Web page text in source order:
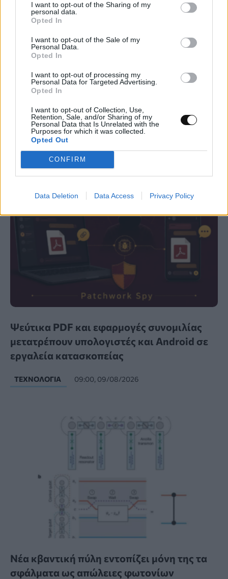
I want to opt-out of the Sharing of my
personal data.
Opted In
I want to opt-out of the Sale of my
Personal Data.
Opted In
I want to opt-out of processing my
Personal Data for Targeted Advertising.
Opted In
I want to opt-out of Collection, Use,
Retention, Sale, and/or Sharing of my
Personal Data that Is Unrelated with the
Purposes for which it was collected.
Opted Out
CONFIRM
Data Deletion Data Access Privacy Policy
Νέα τεχνική αποκαλύπτει με ακρίβεια
νανομέτρου τη συμπεριφορά 2D υλικών
Ψεύτικα PDF και εφαρμογές συνομιλίας
μετατρέπουν υπολογιστές και Android σε
εργαλεία κατασκοπείας
ΤΕΧΝΟΛΟΓΊΑ 09:00, 09/08/2026
Νέα κβαντική πύλη εντοπίζει μόνη της τα
σφάλματα ως απώλειες φωτονίων